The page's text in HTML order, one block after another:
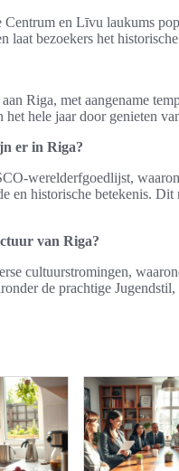
en Līvu laukums
laat bezoekers het
Riga, met aangename
hele jaar door genieten
er in Riga?
werelderfgoedlijst,
en historische betekenis.
van Riga?
cultuurstromingen,
de prachtige Jugendstil,